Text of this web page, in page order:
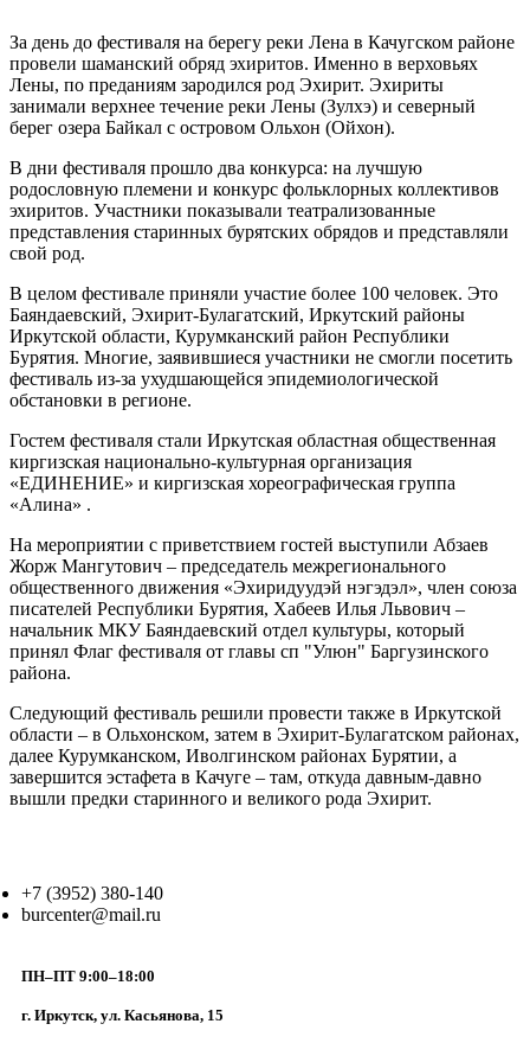
За день до фестиваля на берегу реки Лена в Качугском районе
провели шаманский обряд эхиритов. Именно в верховьях
Лены, по преданиям зародился род Эхирит. Эхириты
занимали верхнее течение реки Лены (Зулхэ) и северный
берег озера Байкал с островом Ольхон (Ойхон).
В дни фестиваля прошло два конкурса: на лучшую
родословную племени и конкурс фольклорных коллективов
эхиритов. Участники показывали театрализованные
представления старинных бурятских обрядов и представляли
свой род.
В целом фестивале приняли участие более 100 человек. Это
Баяндаевский, Эхирит-Булагатский, Иркутский районы
Иркутской области, Курумканский район Республики
Бурятия. Многие, заявившиеся участники не смогли посетить
фестиваль из-за ухудшающейся эпидемиологической
обстановки в регионе.
Гостем фестиваля стали Иркутская областная общественная
киргизская национально-культурная организация
«ЕДИНЕНИЕ» и киргизская хореографическая группа
«Алина» .
На мероприятии с приветствием гостей выступили Абзаев
Жорж Мангутович – председатель межрегионального
общественного движения «Эхиридуудэй нэгэдэл», член союза
писателей Республики Бурятия, Хабеев Илья Львович –
начальник МКУ Баяндаевский отдел культуры, который
принял Флаг фестиваля от главы сп "Улюн" Баргузинского
района.
Следующий фестиваль решили провести также в Иркутской
области – в Ольхонском, затем в Эхирит-Булагатском районах,
далее Курумканском, Иволгинском районах Бурятии, а
завершится эстафета в Качуге – там, откуда давным-давно
вышли предки старинного и великого рода Эхирит.
+7 (3952) 380-140
burcenter@mail.ru
ПН–ПТ 9:00–18:00
г. Иркутск, ул. Касьянова, 15